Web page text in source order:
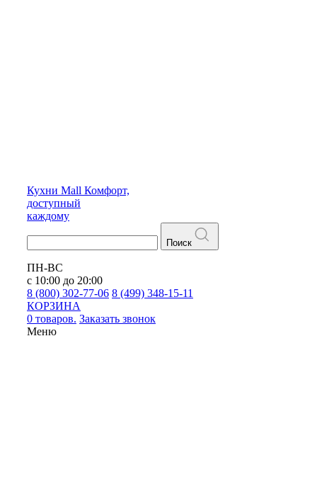
Кухни Mall Комфорт,
доступный
каждому
Поиск
ПН-ВС
с 10:00 до 20:00
8 (800) 302-77-06 8 (499) 348-15-11
КОРЗИНА
0 товаров. Заказать звонок
Меню